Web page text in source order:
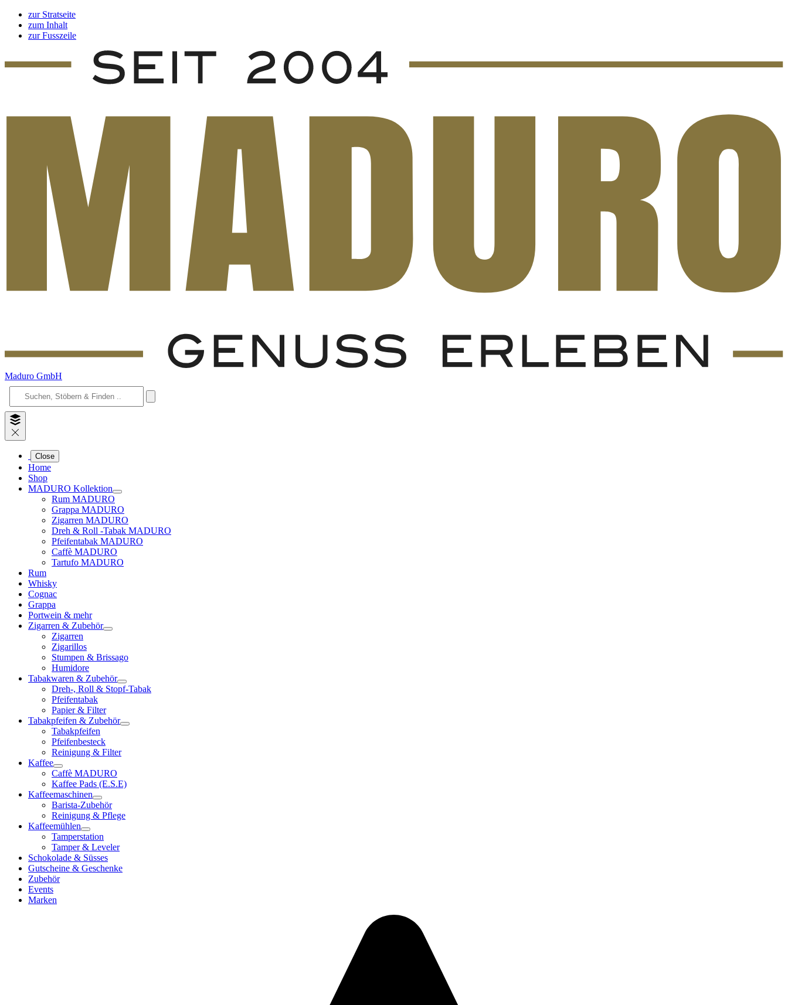
zur Stratseite
zum Inhalt
zur Fusszeile
Maduro GmbH
Close
Home
Shop
MADURO Kollektion
Rum MADURO
Grappa MADURO
Zigarren MADURO
Dreh & Roll -Tabak MADURO
Pfeifentabak MADURO
Caffè MADURO
Tartufo MADURO
Rum
Whisky
Cognac
Grappa
Portwein & mehr
Zigarren & Zubehör
Zigarren
Zigarillos
Stumpen & Brissago
Humidore
Tabakwaren & Zubehör
Dreh-, Roll & Stopf-Tabak
Pfeifentabak
Papier & Filter
Tabakpfeifen & Zubehör
Tabakpfeifen
Pfeifenbesteck
Reinigung & Filter
Kaffee
Caffè MADURO
Kaffee Pads (E.S.E)
Kaffeemaschinen
Barista-Zubehör
Reinigung & Pflege
Kaffeemühlen
Tamperstation
Tamper & Leveler
Schokolade & Süsses
Gutscheine & Geschenke
Zubehör
Events
Marken